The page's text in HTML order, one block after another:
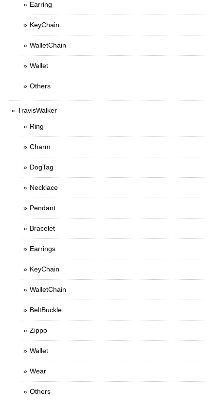
Earring
KeyChain
WalletChain
Wallet
Others
TravisWalker
Ring
Charm
DogTag
Necklace
Pendant
Bracelet
Earrings
KeyChain
WalletChain
BeltBuckle
Zippo
Wallet
Wear
Others